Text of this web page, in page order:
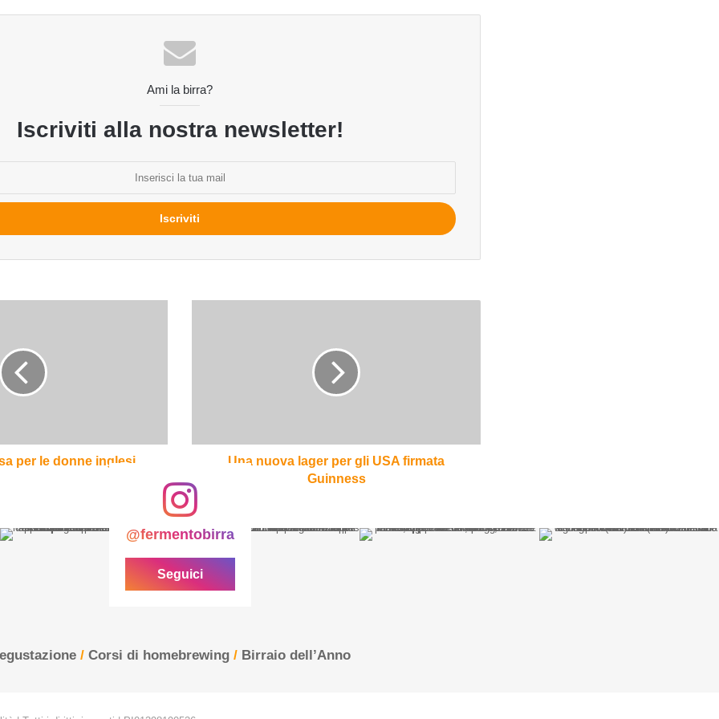
Ami la birra?
Iscriviti alla nostra newsletter!
per le donne inglesi
Una nuova lager per gli USA firmata
Guinness
@fermentobirra
Seguici
/ Corsi di homebrewing / Birraio dell’Anno